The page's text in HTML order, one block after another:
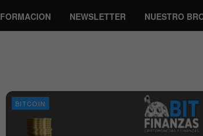
FORMACION NEWSLETTER NUESTRO
BITCOIN